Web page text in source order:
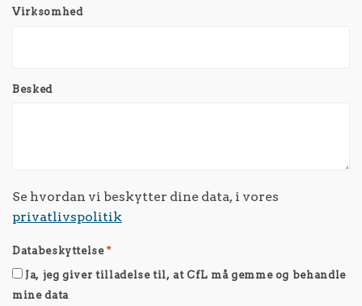
Virksomhed
Besked
Se hvordan vi beskytter dine data, i vores
privatlivspolitik
Databeskyttelse*
Ja, jeg giver tilladelse til, at CfL må gemme og behandle
mine data